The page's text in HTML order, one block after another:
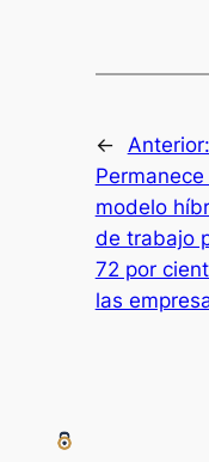
←
Anterior:
Permanece
modelo
de trabajo
72 por
las